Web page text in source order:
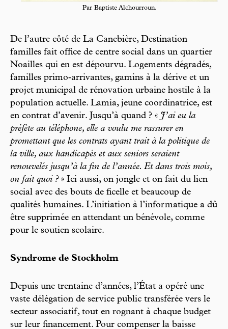
Par Baptiste Alchourroun.
De l’autre côté de La Canebière, Destination
familles fait office de centre social dans un quartier
Noailles qui en est dépourvu. Logements dégradés,
familles primo‑arrivantes, gamins à la dérive et un
projet municipal de rénovation urbaine hostile à la
population actuelle. Lamia, jeune coordinatrice, est
en contrat d’avenir. Jusqu’à quand ? « J’ai eu la
préfète au téléphone, elle a voulu me rassurer en
promettant que les contrats ayant trait à la politique de
la ville, aux handicapés et aux seniors seraient
renouvelés jusqu’à la fin de l’année. Et dans trois mois,
on fait quoi ?» Ici aussi, on jongle et on fait du lien
social avec des bouts de ficelle et beaucoup de
qualités humaines. L’initiation à l’informatique a dû
être supprimée en attendant un bénévole, comme
pour le soutien scolaire.
Syndrome de Stockholm
Depuis une trentaine d’années, l’État a opéré une
vaste délégation de service public transférée vers le
secteur associatif, tout en rognant à chaque budget
sur leur financement. Pour compenser la baisse